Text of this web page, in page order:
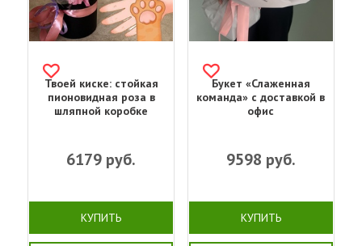
Твоей киске: стойкая
пионовидная роза в
шляпной коробке
6179 руб.
КУПИТЬ
Букет «Слаженная
команда» с доставкой в
офис
9598 руб.
КУПИТЬ